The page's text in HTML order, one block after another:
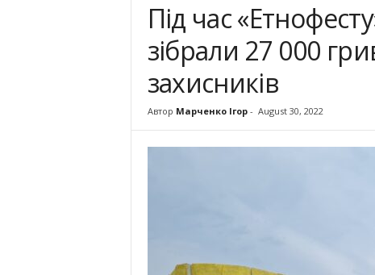
Під час
зібрали 27 000
захисників
Автор Марченко Ігор- August 30, 2022